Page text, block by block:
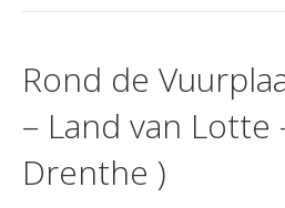
Rond de
– Land van Lotte
Drenthe )